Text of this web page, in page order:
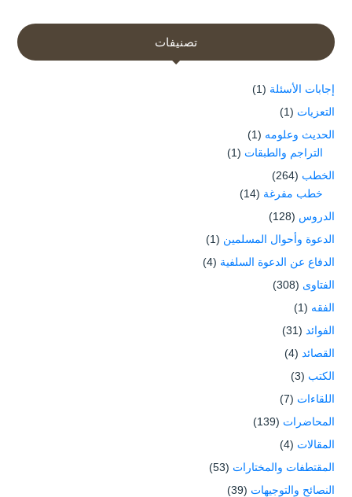
تصنيفات
إجابات الأسئلة (1)
التعزيات (1)
الحديث وعلومه (1)
التراجم والطبقات (1)
الخطب (264)
خطب مفرغة (14)
الدروس (128)
الدعوة وأحوال المسلمين (1)
الدفاع عن الدعوة السلفية (4)
الفتاوى (308)
الفقه (1)
الفوائد (31)
القصائد (4)
الكتب (3)
اللقاءات (7)
المحاضرات (139)
المقالات (4)
المقتطفات والمختارات (53)
النصائح والتوجيهات (39)